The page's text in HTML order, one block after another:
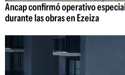
Ancap confirmó operativo
durante las obras en Ezeiza